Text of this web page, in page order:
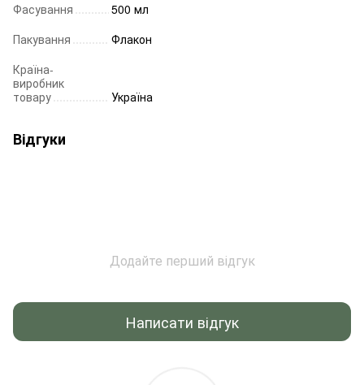
Фасування
500 мл
Пакування
Флакон
Країна-
виробник
товару
Україна
Відгуки
Додайте перший відгук
Написати відгук